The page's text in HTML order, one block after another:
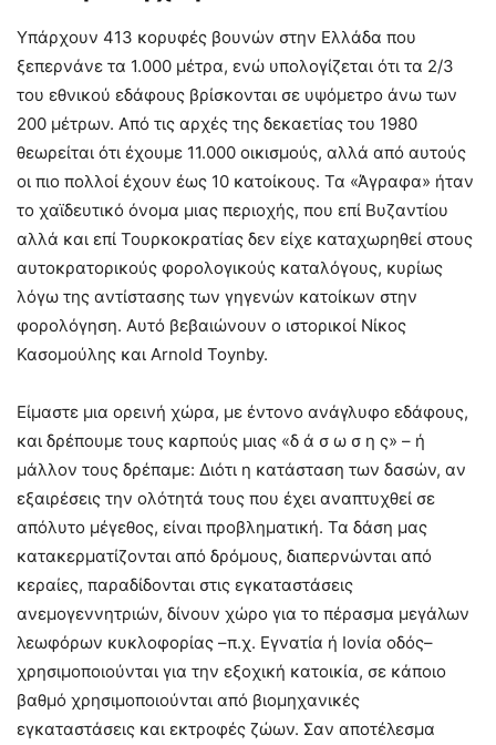
Υπάρχουν 413 κορυφές βουνών στην Ελλάδα που
ξεπερνάνε τα 1.000 μέτρα, ενώ υπολογίζεται ότι τα 2/3
του εθνικού εδάφους βρίσκονται σε υψόμετρο άνω των
200 μέτρων. Από τις αρχές της δεκαετίας του 1980
θεωρείται ότι έχουμε 11.000 οικισμούς, αλλά από αυτούς
οι πιο πολλοί έχουν έως 10 κατοίκους. Τα «Άγραφα» ήταν
το χαϊδευτικό όνομα μιας περιοχής, που επί Βυζαντίου
αλλά και επί Τουρκοκρατίας δεν είχε καταχωρηθεί στους
αυτοκρατορικούς φορολογικούς καταλόγους, κυρίως
λόγω της αντίστασης των γηγενών κατοίκων στην
φορολόγηση. Αυτό βεβαιώνουν ο ιστορικοί Νίκος
Κασομούλης και Arnold Toynby.
Είμαστε μια ορεινή χώρα, με έντονο ανάγλυφο εδάφους,
και δρέπουμε τους καρπούς μιας «δ ά σ ω σ η ς» – ή
μάλλον τους δρέπαμε: Διότι η κατάσταση των δασών, αν
εξαιρέσεις την ολότητά τους που έχει αναπτυχθεί σε
απόλυτο μέγεθος, είναι προβληματική. Τα δάση μας
κατακερματίζονται από δρόμους, διαπερνώνται από
κεραίες, παραδίδονται στις εγκαταστάσεις
ανεμογεννητριών, δίνουν χώρο για το πέρασμα μεγάλων
λεωφόρων κυκλοφορίας –π.χ. Εγνατία ή Ιονία οδός–
χρησιμοποιούνται για την εξοχική κατοικία, σε κάποιο
βαθμό χρησιμοποιούνται από βιομηχανικές
εγκαταστάσεις και εκτροφές ζώων. Σαν αποτέλεσμα